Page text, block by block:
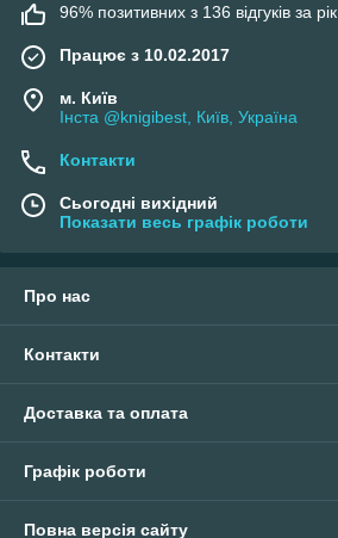
96% позитивних з 136 відгуків за рік
Працює з 10.02.2017
м. Київ
Інста @knigibest, Київ, Україна
Контакти
Сьогодні вихідний
Показати весь графік роботи
Про нас
Контакти
Доставка та оплата
Графік роботи
Повна версія сайту